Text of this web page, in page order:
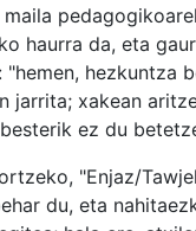
haurra da, eta
hezkuntza
xakean
ez du
"Enjaz/
du, eta